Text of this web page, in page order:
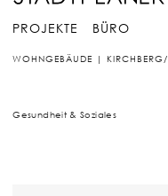
PROJEKTE BÜRO
WOHNGEBÄUDE | KIRCHBERG/
Gesundheit & Soziales